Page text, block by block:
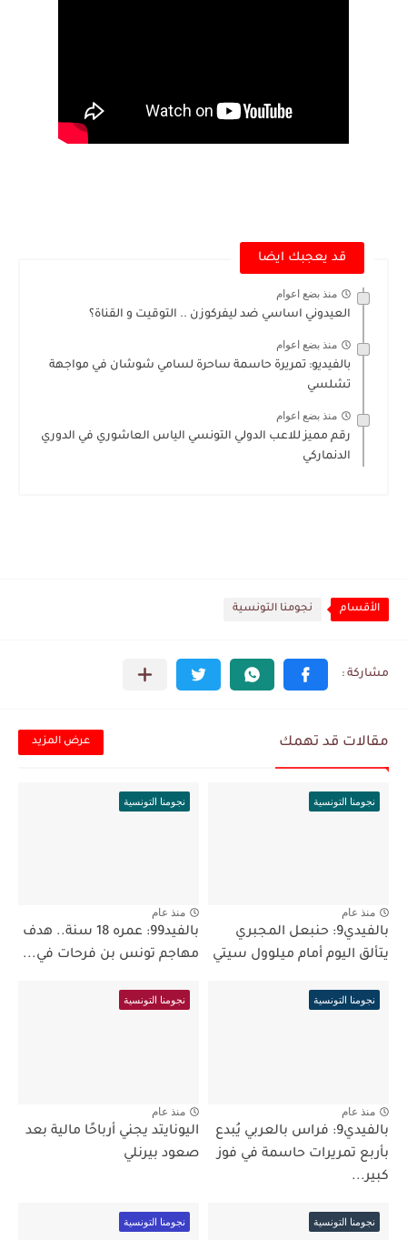
قد يعجبك ايضا
منذ بضع اعوام
العيدوني اساسي ضد ليفركوزن .. التوقيت و القناة؟
منذ بضع اعوام
بالفيديو: تمريرة حاسمة ساحرة لسامي شوشان في مواجهة
تشلسي
منذ بضع اعوام
رقم مميز للاعب الدولي التونسي الياس العاشوري في الدوري
الدنماركي
الأقسام نجومنا التونسية
مقالات قد تهمك عرض المزيد
نجومنا التونسية
منذ عام
بالفيدي9: حنبعل المجبري
يتألق اليوم أمام ميلوول سيتي
نجومنا التونسية
منذ عام
بالفيد99: عمره 18 سنة.. هدف
مهاجم تونس بن فرحات في...
نجومنا التونسية
منذ عام
بالفيدي9: فراس بالعربي يُبدع
بأربع تمريرات حاسمة في فوز
كبير...
نجومنا التونسية
منذ عام
اليونايتد يجني أرباحًا مالية بعد
صعود بيرنلي
نجومنا التونسية نجومنا التونسية